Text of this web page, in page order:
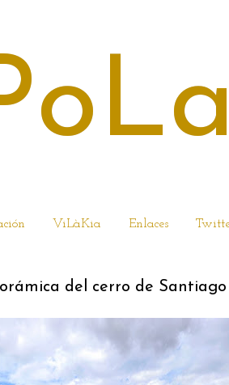
ViLàKia Enlaces
del cerro de Santiago